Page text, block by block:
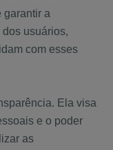
garantir a
usuários,
com esses
Ela visa
e o poder
as